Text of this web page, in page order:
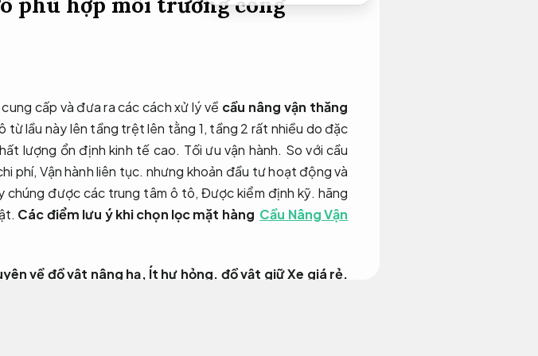
cấp và đưa ra các cách xử lý về cầu nâng vận thăng
từ lầu này lên tầng trệt lên tằng 1, tầng 2 rất nhiều do đặc
lượng ổn định kinh tế cao. Tối ưu vận hành. So với cầu
phí, Vận hành liên tục. nhưng khoản đầu tư hoạt động và
chúng được các trung tâm ô tô, Được kiểm định kỹ. hãng
Các điểm lưu ý khi chọn lọc mặt hàng Cầu Nâng Vận
về đồ vật nâng hạ, Ít hư hỏng. đồ vật giữ Xe giá rẻ.